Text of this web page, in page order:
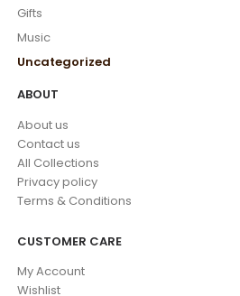
Gifts
Music
Uncategorized
ABOUT
About us
Contact us
All Collections
Privacy policy
Terms & Conditions
CUSTOMER CARE
My Account
Wishlist